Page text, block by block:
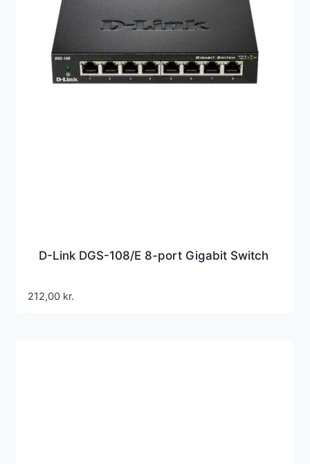
D-Link DGS-108/E 8-port Gigabit Switch
212,00 kr.